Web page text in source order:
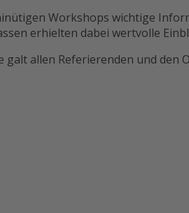
Workshops wichtige
erhielten dabei wertvolle
galt allen Referierenden und